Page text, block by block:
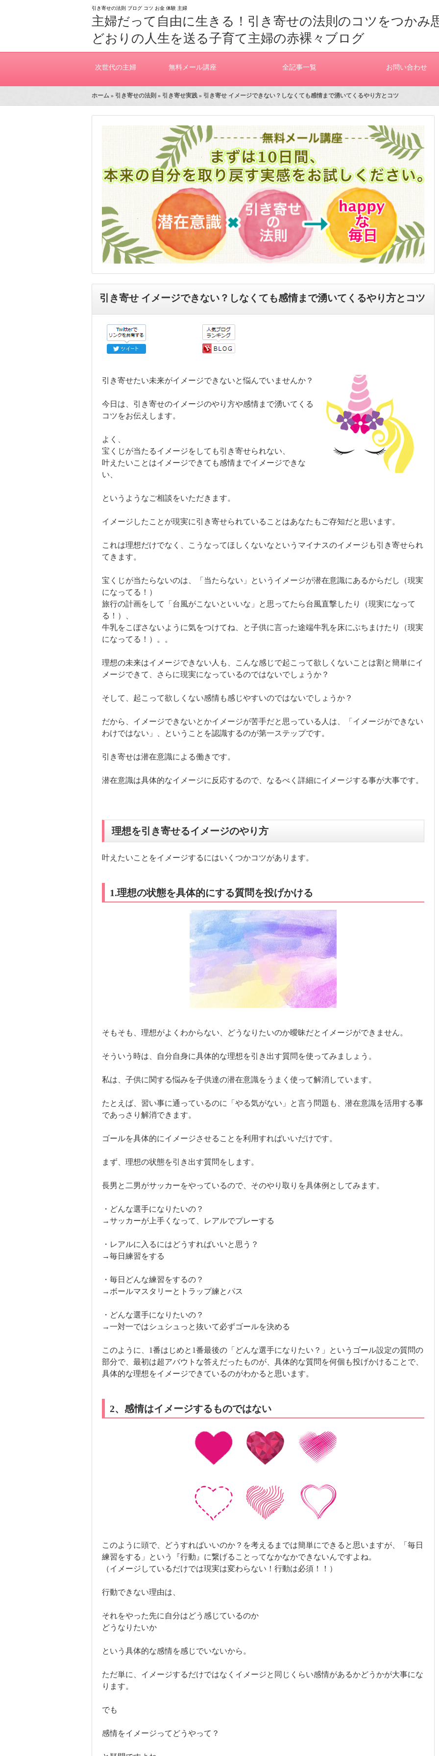
引き寄せの法則 ブログ コツ お金 体験 主婦
主婦だって自由に生きる！引き寄せの法則のコツをつかみ
どおりの人生を送る子育て主婦の赤裸々ブログ
次世代の主婦 無料メール講座 全記事一覧 お問い合わせ
ホーム » 引き寄せの法則 » 引き寄せ実践 » 引き寄せ イメージできない？しなくても感情まで湧いてくるやり方とコツ
引き寄せ イメージできない？しなくても感情まで湧いてくるやり方とコツ
引き寄せたい未来がイメージできないと悩んでいませんか？
今日は、引き寄せのイメージのやり方や感情まで湧いてくる
コツをお伝えします。
よく、
宝くじが当たるイメージをしても引き寄せられない、
叶えたいことはイメージできても感情までイメージできな
い、
というようなご相談をいただきます。
イメージしたことが現実に引き寄せられていることはあなたもご存知だと思います。
これは理想だけでなく、こうなってほしくないなというマイナスのイメージも引き寄せられ
てきます。
宝くじが当たらないのは、「当たらない」というイメージが潜在意識にあるからだし（現実
になってる！）
旅行の計画をして「台風がこないといいな」と思ってたら台風直撃したり（現実になって
る！）、
牛乳をこぼさないように気をつけてね、と子供に言った途端牛乳を床にぶちまけたり（現実
になってる！）。。
理想の未来はイメージできない人も、こんな感じで起こって欲しくないことは割と簡単にイ
メージできて、さらに現実になっているのではないでしょうか？
そして、起こって欲しくない感情も感じやすいのではないでしょうか？
だから、イメージできないとかイメージが苦手だと思っている人は、「イメージができない
わけではない」、ということを認識するのが第一ステップです。
引き寄せは潜在意識による働きです。
潜在意識は具体的なイメージに反応するので、なるべく詳細にイメージする事が大事です。
理想を引き寄せるイメージのやり方
叶えたいことをイメージするにはいくつかコツがあります。
1.理想の状態を具体的にする質問を投げかける
そもそも、理想がよくわからない、どうなりたいのか曖昧だとイメージができません。
そういう時は、自分自身に具体的な理想を引き出す質問を使ってみましょう。
私は、子供に関する悩みを子供達の潜在意識をうまく使って解消しています。
たとえば、習い事に通っているのに「やる気がない」と言う問題も、潜在意識を活用する事
であっさり解消できます。
ゴールを具体的にイメージさせることを利用すればいいだけです。
まず、理想の状態を引き出す質問をします。
長男と二男がサッカーをやっているので、そのやり取りを具体例としてみます。
・どんな選手になりたいの？
→サッカーが上手くなって、レアルでプレーする
・レアルに入るにはどうすればいいと思う？
→毎日練習をする
・毎日どんな練習をするの？
→ボールマスタリーとトラップ練とパス
・どんな選手になりたいの？
→一対一ではシュシュっと抜いて必ずゴールを決める
このように、1番はじめと1番最後の「どんな選手になりたい？」というゴール設定の質問の
部分で、最初は超アバウトな答えだったものが、具体的な質問を何個も投げかけることで、
具体的な理想をイメージできているのがわかると思います。
2、感情はイメージするものではない
このように頭で、どうすればいいのか？を考えるまでは簡単にできると思いますが、「毎日
練習をする」という『行動』に繋げることってなかなかできないんですよね。
（イメージしているだけでは現実は変わらない！行動は必須！！）
行動できない理由は、
それをやった先に自分はどう感じているのか
どうなりたいか
という具体的な感情を感じでいないから。
ただ単に、イメージするだけではなくイメージと同じくらい感情があるかどうかが大事にな
ります。
でも
感情をイメージってどうやって？